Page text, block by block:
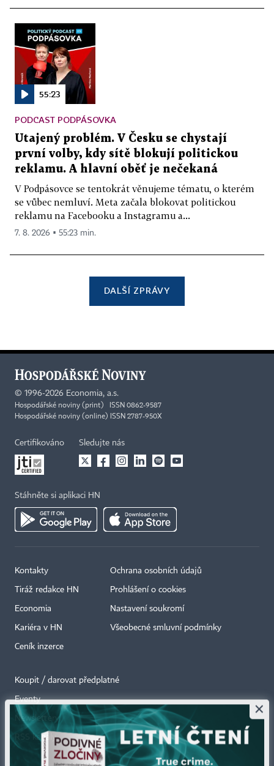
55:23
PODCAST PODPÁSOVKA
Utajený problém. V Česku se chystají
první volby, kdy sítě blokují politickou
reklamu. A hlavní oběť je nečekaná
V Podpásovce se tentokrát věnujeme tématu, o kterém
se vůbec nemluví. Meta začala blokovat politickou
reklamu na Facebooku a Instagramu a...
7. 8. 2026 ▪ 55:23 min.
DALŠÍ ZPRÁVY
© 1996-2026 Economia, a.s.
Hospodářské noviny (print) ISSN 0862-9587
Hospodářské noviny (online) ISSN 2787-950X
Certifikováno Sledujte nás
Stáhněte si aplikaci HN
Kontakty
Tiráž redakce HN
Economia
Kariéra v HN
Ceník inzerce
Ochrana osobních údajů
Prohlášení o cookies
Nastavení soukromí
Všeobecné smluvní podmínky
Koupit / darovat předplatné
Eventy
Newslettery
RSS kanály
×